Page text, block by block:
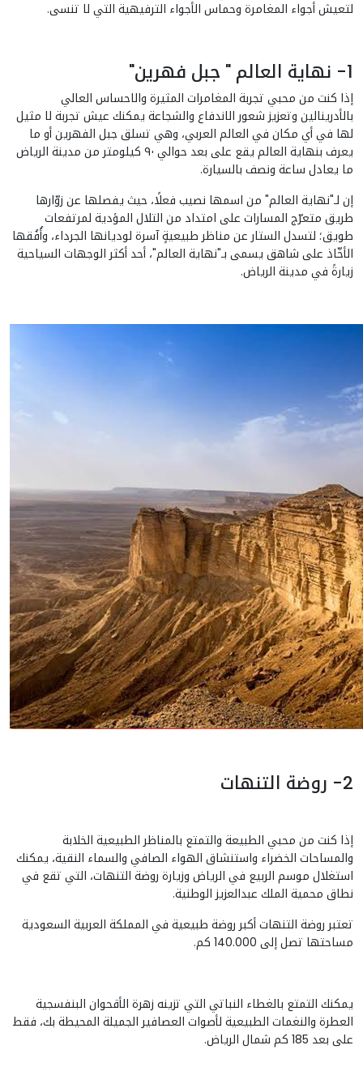
لتعيش أجواء المغامرة وحماس الأجواء الترفيهية التي لا تنسى.
1- نهاية العالم " جبل فهرين"
إذا كنت من محبي تجربة المغامرات المثيرة والاحساس العالي
بالأدرينالين وتعزيز شعور الاندفاع والشجاعة يمكنك عيش تجربة لا مثيل
لها في أي مكان في العالم العربي، وهي تسلق جبل الفهرين أو ما
يعرف بنهاية العالم يقع على بعد حوالي ٩٠ كيلومتر من مدينة الرياض
ما يعادل ساعة ونصف بالسيارة.
إن لـ"نهاية العالم" من اسمها نصيب فعلًا، حيث يفصلها عن زوّارها
طريق متعرّج المسارات على امتداد من التلال المؤدية لمرتفعات
طويق؛ لتسدل الستار عن مناظر طبيعيةٍ آسرة لوديانها الجرداء، وأُفُقها
الأخّاذ على شاهق يسمى بـ"نهاية العالم"، أحد أكثر الوجهات السياحية
زيارةً في مدينة الرياض.
2- روضة التنهات
إذا كنت من محبي الطبيعة والتمتع بالمناظر الطبيعية الخلابة
والمساحات الخضراء واستنشاق الهواء الصافي والسماء النقية، يمكنك
استغلال موسم الربيع في الرياض وزيارة روضة التنهات، التي تقع في
نطاق محمية الملك عبدالعزيز الوطنية.
تعتبر روضة التنهات أكبر روضة طبيعية في المملكة العربية السعودية
مساحتها تصل إلى 140.000 كم.
يمكنك التمتع بالغطاء النباتي التي تزينه زهرة الأقحوان البنفسجية
العطرة والنغمات الطبيعية لأصوات العصافير الجميلة المحيطة بك، فقط
على بعد 185 كم شمال الرياض.